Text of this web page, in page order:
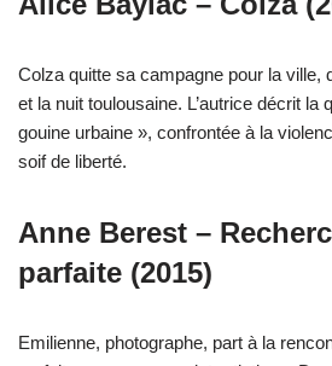
Colza quitte sa campagne pour la ville,
et la nuit toulousaine. L’autrice décrit la
gouine urbaine », confrontée à la
soif de liberté.
Anne Berest –
parfaite (2015)
Emilienne, photographe, part à la